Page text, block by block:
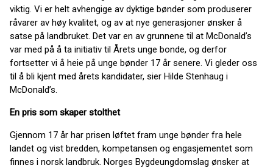
viktig. Vi er helt avhengige av dyktige bønder som produserer
råvarer av høy kvalitet, og av at nye generasjoner ønsker å
satse på landbruket. Det var en av grunnene til at McDonald’s
var med på å ta initiativ til Årets unge bonde, og derfor
fortsetter vi å heie på unge bønder 17 år senere. Vi gleder oss
til å bli kjent med årets kandidater, sier Hilde Stenhaug i
McDonald’s.
En pris som skaper stolthet
Gjennom 17 år har prisen løftet fram unge bønder fra hele
landet og vist bredden, kompetansen og engasjementet som
finnes i norsk landbruk. Norges Bygdeungdomslag ønsker at